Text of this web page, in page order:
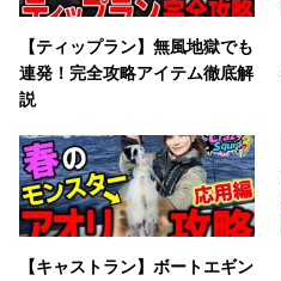
【ティップラン】無風地獄でも
連発！完全攻略アイテム徹底解
説
【キャストラン】ボートエギン